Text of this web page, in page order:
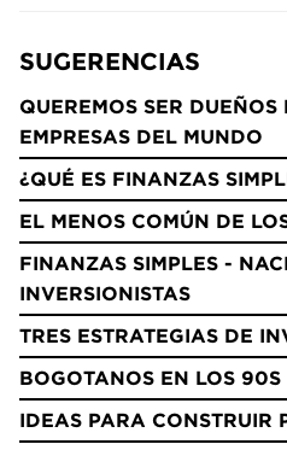
SUGERENCIAS
QUEREMOS SER DUEÑOS
EMPRESAS DEL MUNDO
¿QUÉ ES FINANZAS
EL MENOS COMÚN DE
FINANZAS SIMPLES -
INVERSIONISTAS
TRES ESTRATEGIAS DE
BOGOTANOS EN LOS 90S
IDEAS PARA CONSTRUIR